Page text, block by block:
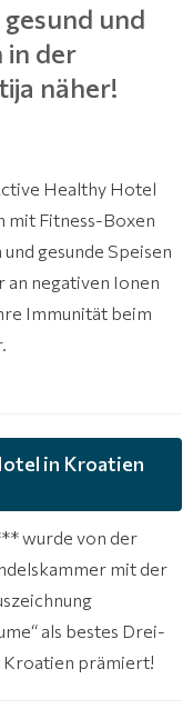
gesund und
in der
näher!
Healthy Hotel
mit Fitness-Boxen
gesunde Speisen
an negativen Ionen
Immunität beim
in Kroatien
wurde von der
mit der
als bestes Drei-
prämiert!